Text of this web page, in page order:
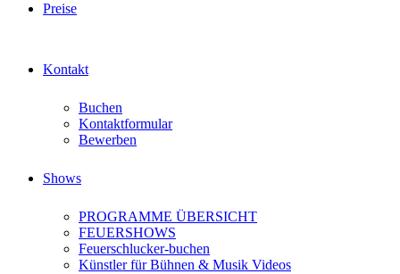
Preise
Kontakt
Buchen
Kontaktformular
Bewerben
Shows
PROGRAMME ÜBERSICHT
FEUERSHOWS
Feuerschlucker-buchen
Künstler für Bühnen & Musik Videos